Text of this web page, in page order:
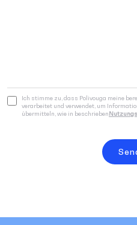
Ich stimme zu, dass Polivouga meine
verarbeitet und verwendet, um
übermitteln, wie in beschrieben